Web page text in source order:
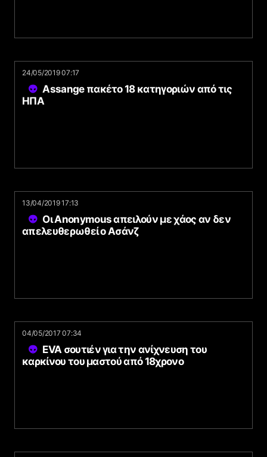
24/05/2019 07:17
Assange πακέτο 18 κατηγοριών από τις
ΗΠΑ
13/04/2019 17:13
Οι Anonymous απειλούν με χάος αν δεν
απελευθερωθεί ο Ασάνζ
04/05/2017 07:34
EVA σουτιέν για την ανίχνευση του
καρκίνου του μαστού από 18χρονο